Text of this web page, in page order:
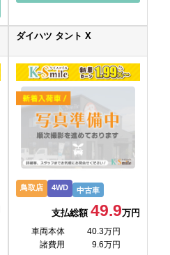
ダイハツ タント X
鳥取店 4WD 中古車
支払総額49.9万円
車両本体
40.3万円
諸費用
9.6万円